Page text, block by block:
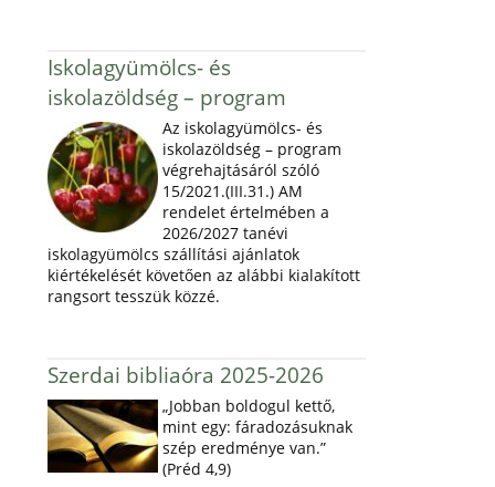
Iskolagyümölcs- és
iskolazöldség – program
Az iskolagyümölcs- és
iskolazöldség – program
végrehajtásáról szóló
15/2021.(III.31.) AM
rendelet értelmében a
2026/2027 tanévi
iskolagyümölcs szállítási ajánlatok
kiértékelését követően az alábbi kialakított
rangsort tesszük közzé.
Szerdai bibliaóra 2025-2026
„Jobban boldogul kettő,
mint egy: fáradozásuknak
szép eredménye van.”
(Préd 4,9)